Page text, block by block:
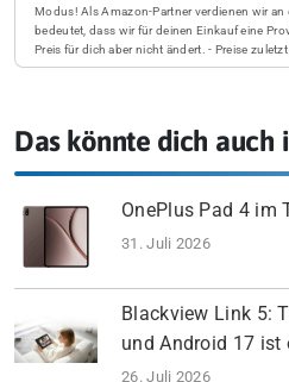
Modus! Als Amazon-Partner verdienen wir an
bedeutet, dass wir für deinen Einkauf eine
Preis für dich aber nicht ändert. - Preise
Das könnte dich auch
OnePlus Pad 4 im
31. Juli 2026
Blackview Link 5:
und Android 17
26. Juli 2026